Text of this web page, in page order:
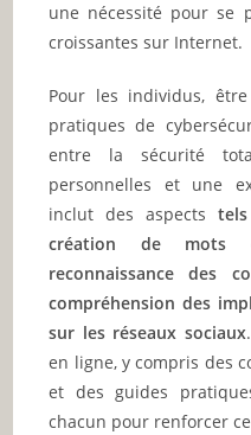
une nécessité pour se
croissantes sur Internet.
Pour les individus,
pratiques de
entre la sécurité
personnelles et une
inclut des aspects
création de mots
reconnaissance des
compréhension des
sur les réseaux sociaux
en ligne, y compris des
et des guides
chacun pour renforcer